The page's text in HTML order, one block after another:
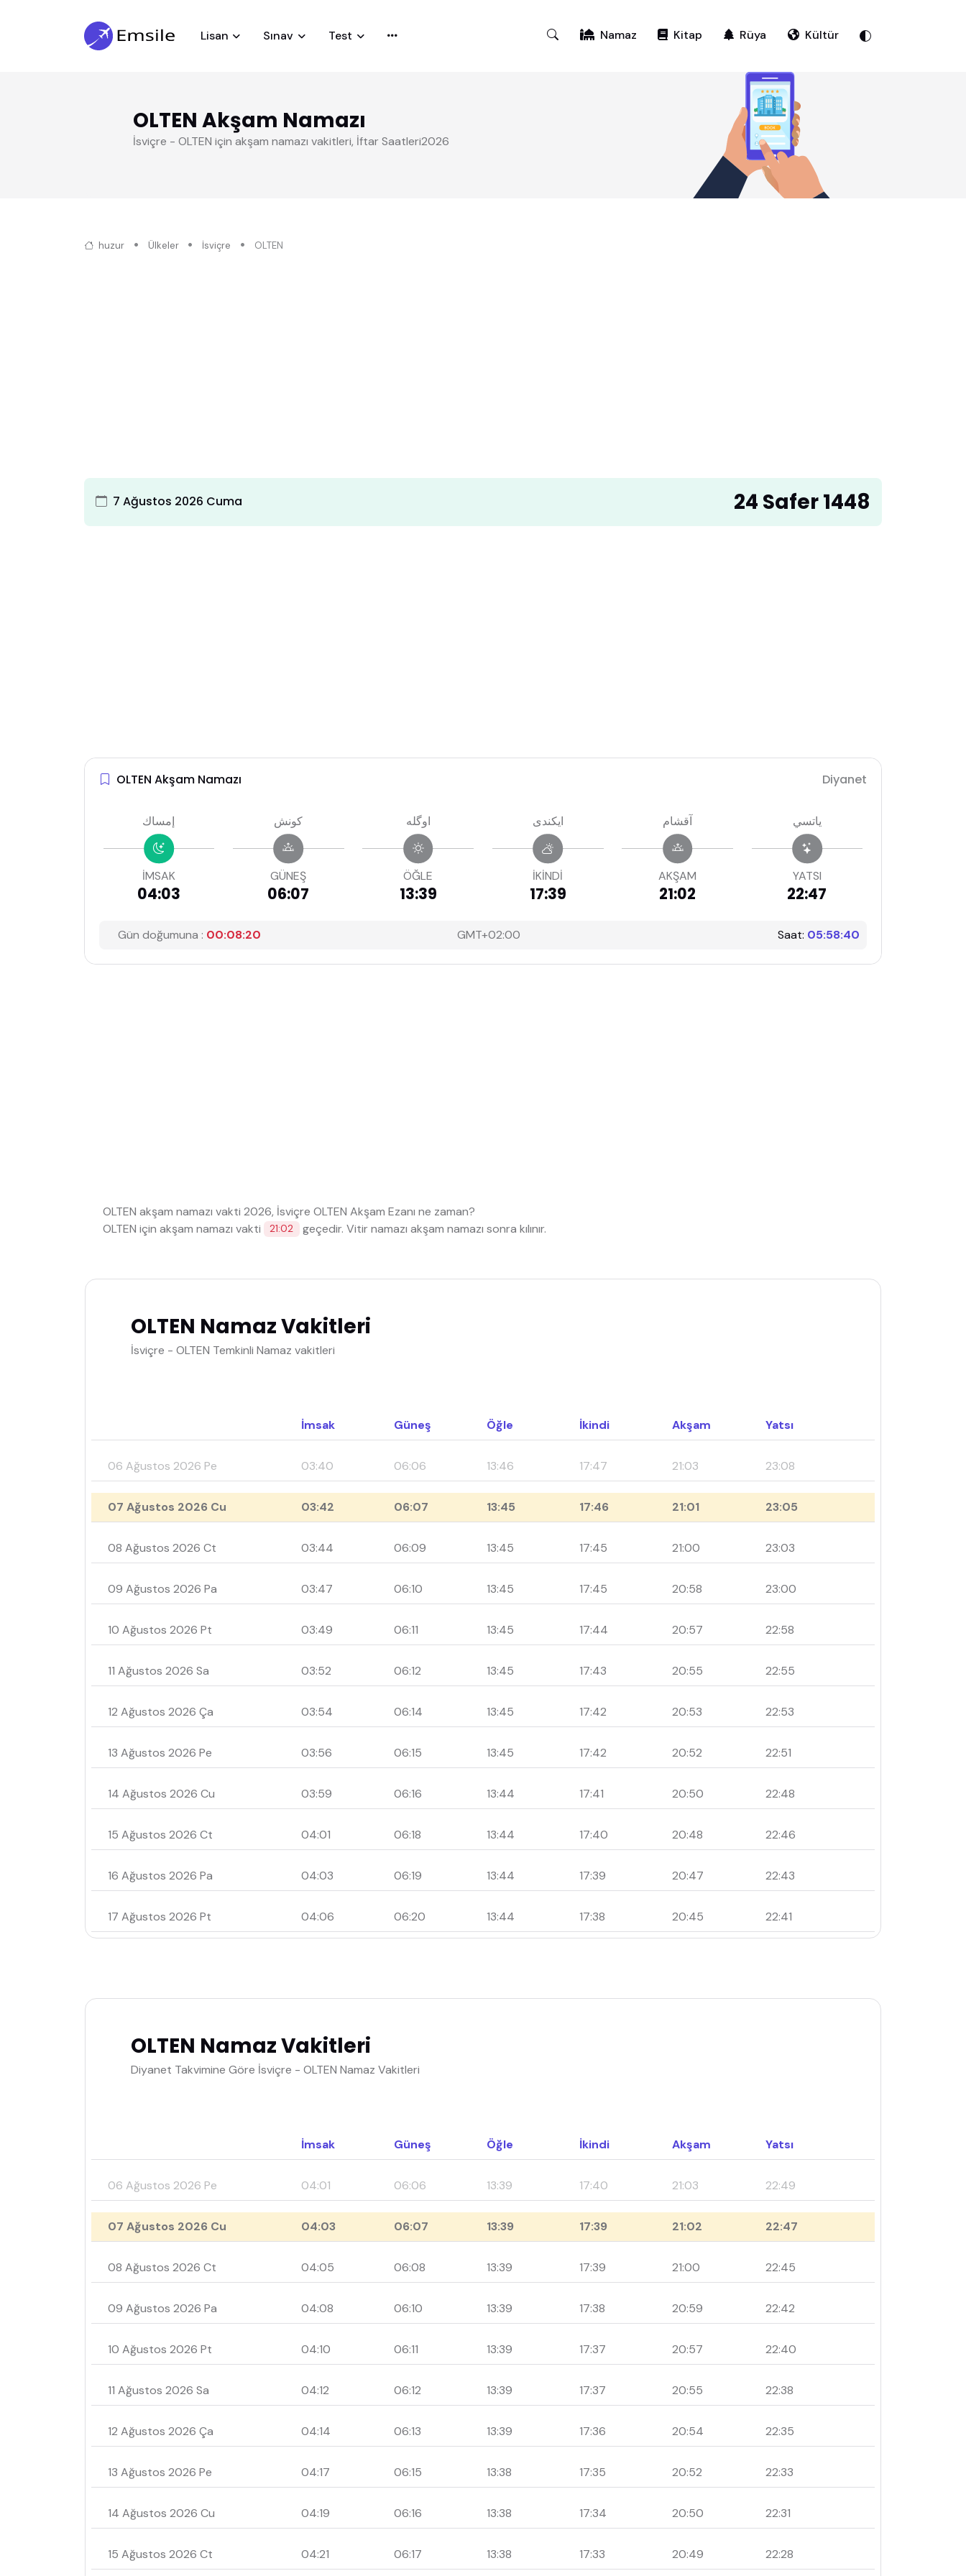
Lisan Sınav Test Namaz Kitap Rüya Kültür
OLTEN Akşam Namazı
İsviçre - OLTEN için akşam namazı vakitleri, İftar Saatleri2026
huzur Ülkeler İsviçre OLTEN
7 Ağustos 2026 Cuma 24 Safer 1448
OLTEN Akşam Namazı Diyanet
إمساك
İMSAK
04:03
كونش
GÜNEŞ
06:07
اوگله
ÖĞLE
13:39
ايكندى
İKİNDİ
17:39
آقشام
AKŞAM
21:02
ياتسي
YATSI
22:47
Gün doğumuna : 00:08:19 GMT+02:00 Saat:05:58:41
OLTEN akşam namazı vakti 2026, İsviçre OLTEN Akşam Ezanı ne zaman?
OLTEN için akşam namazı vakti
21:02 geçedir. Vitir namazı akşam namazı sonra kılınır.
OLTEN Namaz Vakitleri
İsviçre - OLTEN Temkinli Namaz vakitleri
İmsak Güneş Öğle İkindi Akşam Yatsı
06 Ağustos 2026 Pe 03:40 06:06 13:46 17:47 21:03 23:08
07 Ağustos 2026 Cu 03:42 06:07 13:45 17:46 21:01 23:05
08 Ağustos 2026 Ct 03:44 06:09 13:45 17:45 21:00 23:03
09 Ağustos 2026 Pa 03:47 06:10 13:45 17:45 20:58 23:00
10 Ağustos 2026 Pt 03:49 06:11 13:45 17:44 20:57 22:58
11 Ağustos 2026 Sa 03:52 06:12 13:45 17:43 20:55 22:55
12 Ağustos 2026 Ça 03:54 06:14 13:45 17:42 20:53 22:53
13 Ağustos 2026 Pe 03:56 06:15 13:45 17:42 20:52 22:51
14 Ağustos 2026 Cu 03:59 06:16 13:44 17:41 20:50 22:48
15 Ağustos 2026 Ct 04:01 06:18 13:44 17:40 20:48 22:46
16 Ağustos 2026 Pa 04:03 06:19 13:44 17:39 20:47 22:43
17 Ağustos 2026 Pt 04:06 06:20 13:44 17:38 20:45 22:41
OLTEN Namaz Vakitleri
Diyanet Takvimine Göre İsviçre - OLTEN Namaz Vakitleri
İmsak Güneş Öğle İkindi Akşam Yatsı
06 Ağustos 2026 Pe 04:01 06:06 13:39 17:40 21:03 22:49
07 Ağustos 2026 Cu 04:03 06:07 13:39 17:39 21:02 22:47
08 Ağustos 2026 Ct 04:05 06:08 13:39 17:39 21:00 22:45
09 Ağustos 2026 Pa 04:08 06:10 13:39 17:38 20:59 22:42
10 Ağustos 2026 Pt 04:10 06:11 13:39 17:37 20:57 22:40
11 Ağustos 2026 Sa 04:12 06:12 13:39 17:37 20:55 22:38
12 Ağustos 2026 Ça 04:14 06:13 13:39 17:36 20:54 22:35
13 Ağustos 2026 Pe 04:17 06:15 13:38 17:35 20:52 22:33
14 Ağustos 2026 Cu 04:19 06:16 13:38 17:34 20:50 22:31
15 Ağustos 2026 Ct 04:21 06:17 13:38 17:33 20:49 22:28